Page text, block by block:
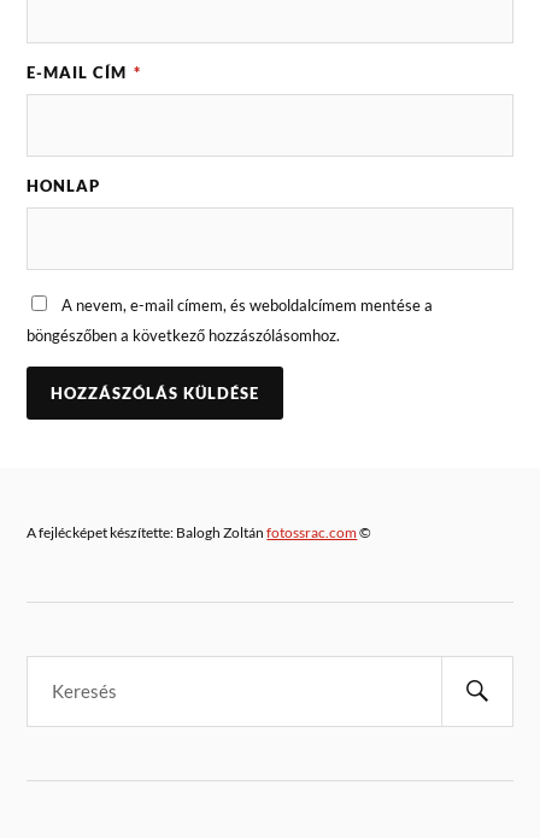
E-MAIL CÍM *
HONLAP
A nevem, e-mail címem, és weboldalcímem mentése a
böngészőben a következő hozzászólásomhoz.
A fejlécképet készítette: Balogh Zoltánfotossrac.com©